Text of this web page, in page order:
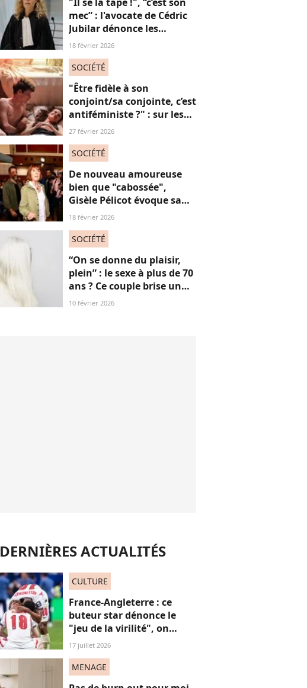
mec” : l'avocate de Cédric
Jubilar dénonce les
réflexions misogynes
subissent toutes ses
consœurs
18 février 2026
SOCIÉTÉ
"Être fidèle à son
conjoint/sa conjointe, c’est
antiféministe ?" : sur les
réseaux sociaux, cette
27 février 2026
SOCIÉTÉ
De nouveau amoureuse
bien que "cabossée",
Gisèle Pélicot évoque sa
nouvelle vie avec
18 février 2026
SOCIÉTÉ
“On se donne du plaisir,
plein” : le sexe à plus de 70
ans ? Ce couple brise un
non-dit sur ces images
10 février 2026
DERNIÈRES ACTUALITÉS
CULTURE
France-Angleterre : ce
buteur star dénonce le
"jeu de la virilité", on
décrypte ses mots pas très
17 juillet 2026
MENAGE